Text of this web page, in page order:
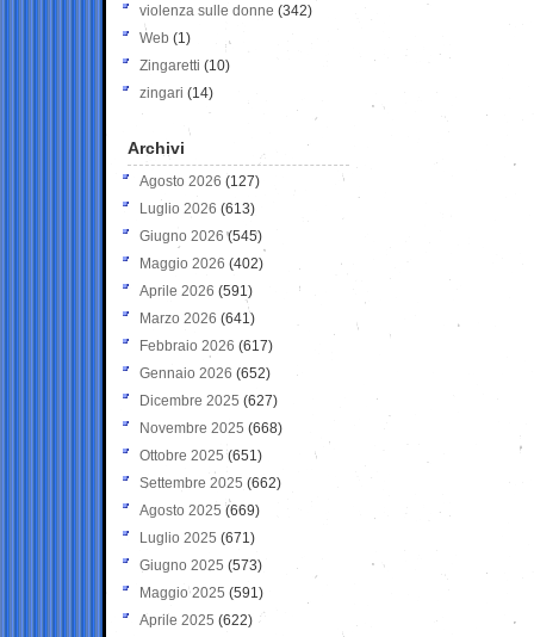
violenza sulle donne (342)
Web (1)
Zingaretti (10)
zingari (14)
Archivi
Agosto 2026 (127)
Luglio 2026 (613)
Giugno 2026 (545)
Maggio 2026 (402)
Aprile 2026 (591)
Marzo 2026 (641)
Febbraio 2026 (617)
Gennaio 2026 (652)
Dicembre 2025 (627)
Novembre 2025 (668)
Ottobre 2025 (651)
Settembre 2025 (662)
Agosto 2025 (669)
Luglio 2025 (671)
Giugno 2025 (573)
Maggio 2025 (591)
Aprile 2025 (622)